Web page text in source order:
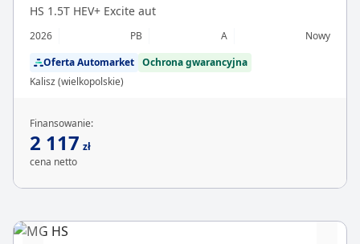
HS 1.5T HEV+ Excite aut
2026 PB A
Nowy
Oferta Automarket Ochrona gwarancyjna
Kalisz (wielkopolskie)
Finansowanie:
2 117 zł
cena netto